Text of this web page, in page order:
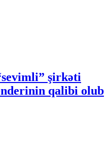
şirkəti
qalibi olub